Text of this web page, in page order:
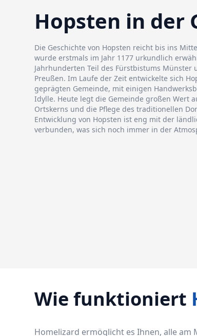
Hopsten in der
Die Geschichte von Hopsten reicht bis ins
wurde erstmals im Jahr 1177 urkundlich
Jahrhunderten Teil des Fürstbistums Münster
Preußen. Im Laufe der Zeit entwickelte sich
geprägten Gemeinde, mit einigen
Idylle. Heute legt die Gemeinde großen Wert
Ortskerns und die Pflege des traditionellen
Entwicklung von Hopsten ist eng mit der
verbunden, was sich noch immer in der
Wie funktioniert
Homelizard ermöglicht es Ihnen, alle am